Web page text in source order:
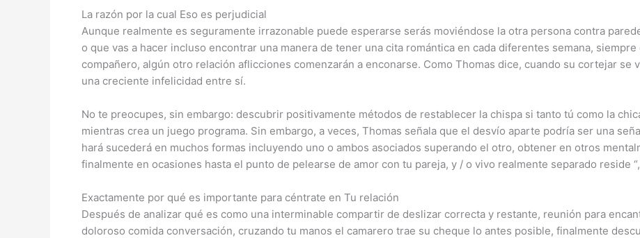
La razón por la cual Eso es perjudicial
Aunque realmente es seguramente irrazonable puede esperarse serás moviéndose la otra persona contra
o que vas a hacer incluso encontrar una manera de tener una cita romántica en cada diferentes semana,
compañero, algún otro relación aflicciones comenzarán a enconarse. Como Thomas dice, cuando su cortejar se
una creciente infelicidad entre sí.
No te preocupes, sin embargo: descubrir positivamente métodos de restablecer la chispa si tanto tú como la
mientras crea un juego programa. Sin embargo, a veces, Thomas señala que el desvío aparte podría ser una
hará sucederá en muchos formas incluyendo uno o ambos asociados superando el otro, obtener en otros
finalmente en ocasiones hasta el punto de pelearse de amor con tu pareja, y / o vivo realmente separado reside
Exactamente por qué es importante para céntrate en Tu relación
Después de analizar qué es como una interminable compartir de deslizar correcta y restante, reunión para
doloroso comida conversación, cruzando tu manos el camarero trae su cheque lo antes posible, finalmente